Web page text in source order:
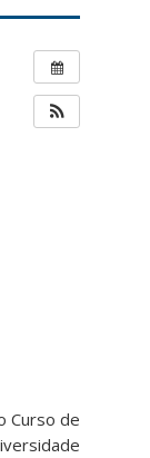
Curso de